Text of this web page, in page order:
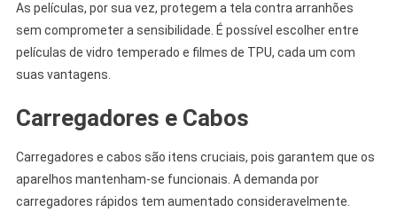
As películas, por sua vez, protegem a tela contra arranhões
sem comprometer a sensibilidade. É possível escolher entre
películas de vidro temperado e filmes de TPU, cada um com
suas vantagens.
Carregadores e Cabos
Carregadores e cabos são itens cruciais, pois garantem que os
aparelhos mantenham-se funcionais. A demanda por
carregadores rápidos tem aumentado consideravelmente.